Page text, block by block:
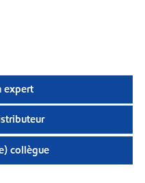
expert
collègue